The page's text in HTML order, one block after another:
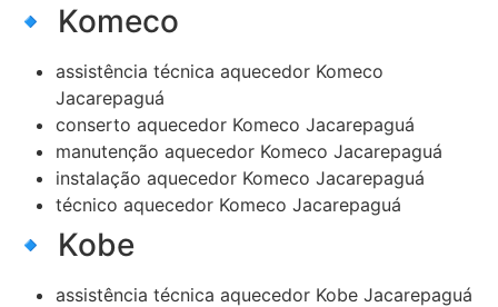
🔹 Komeco
assistência técnica aquecedor Komeco
Jacarepaguá
conserto aquecedor Komeco Jacarepaguá
manutenção aquecedor Komeco Jacarepaguá
instalação aquecedor Komeco Jacarepaguá
técnico aquecedor Komeco Jacarepaguá
🔹 Kobe
assistência técnica aquecedor Kobe Jacarepaguá